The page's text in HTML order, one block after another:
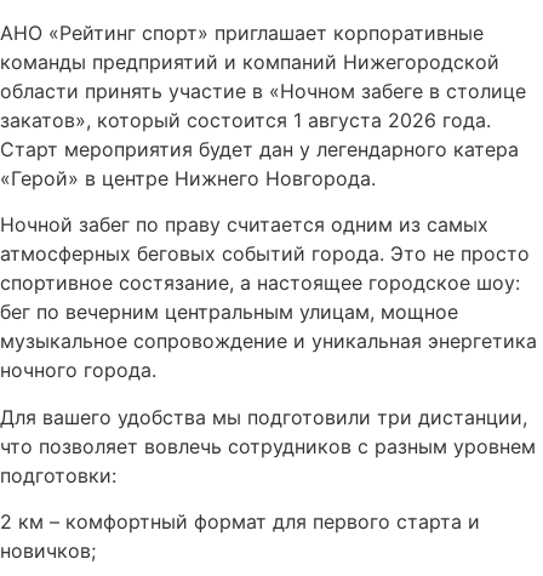
АНО «Рейтинг спорт» приглашает корпоративные
команды предприятий и компаний Нижегородской
области принять участие в «Ночном забеге в столице
закатов», который состоится 1 августа 2026 года.
Старт мероприятия будет дан у легендарного катера
«Герой» в центре Нижнего Новгорода.
Ночной забег по праву считается одним из самых
атмосферных беговых событий города. Это не просто
спортивное состязание, а настоящее городское шоу:
бег по вечерним центральным улицам, мощное
музыкальное сопровождение и уникальная энергетика
ночного города.
Для вашего удобства мы подготовили три дистанции,
что позволяет вовлечь сотрудников с разным уровнем
подготовки:
2 км – комфортный формат для первого старта и
новичков;